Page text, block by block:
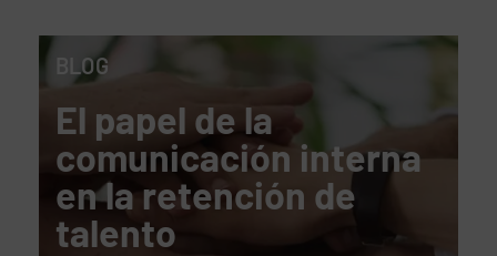
BLOG
El papel de la
comunicación interna
en la retención de
talento